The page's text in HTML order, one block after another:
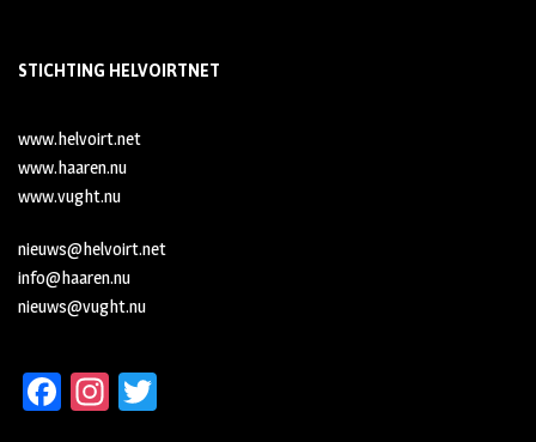
STICHTING HELVOIRTNET
www.helvoirt.net
www.haaren.nu
www.vught.nu
nieuws@helvoirt.net
info@haaren.nu
nieuws@vught.nu
Fa In